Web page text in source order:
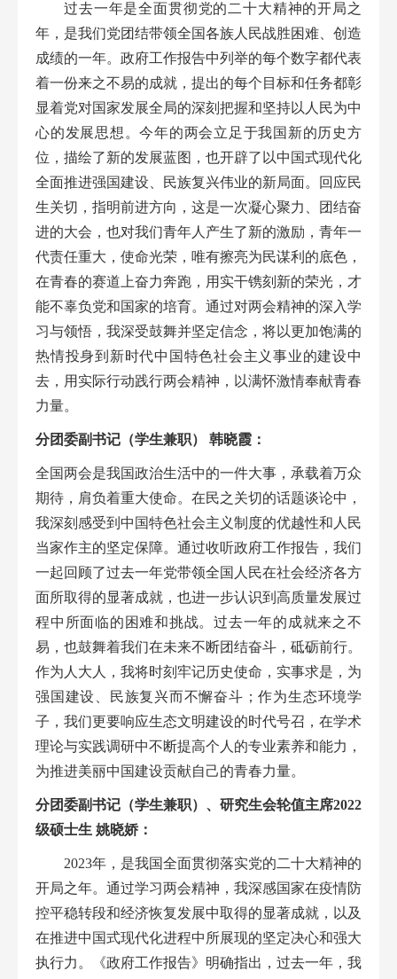
过去一年是全面贯彻党的二十大精神的开局之
年，是我们党团结带领全国各族人民战胜困难、创造
成绩的一年。政府工作报告中列举的每个数字都代表
着一份来之不易的成就，提出的每个目标和任务都彰
显着党对国家发展全局的深刻把握和坚持以人民为中
心的发展思想。今年的两会立足于我国新的历史方
位，描绘了新的发展蓝图，也开辟了以中国式现代化
全面推进强国建设、民族复兴伟业的新局面。回应民
生关切，指明前进方向，这是一次凝心聚力、团结奋
进的大会，也对我们青年人产生了新的激励，青年一
代责任重大，使命光荣，唯有擦亮为民谋利的底色，
在青春的赛道上奋力奔跑，用实干镌刻新的荣光，才
能不辜负党和国家的培育。通过对两会精神的深入学
习与领悟，我深受鼓舞并坚定信念，将以更加饱满的
热情投身到新时代中国特色社会主义事业的建设中
去，用实际行动践行两会精神，以满怀激情奉献青春
力量。
分团委副书记（学生兼职） 韩晓霞 ：
全国两会是我国政治生活中的一件大事，承载着万众
期待，肩负着重大使命。 在民之关切的话题谈论中，
我深刻感受到中国特色社会主义制度的优越性和人民
当家作主的坚定保障。 通过收听政府工作报告，我们
一起回顾了过去一年党带领全国人民在社会经济各方
面所取得的显著成就，也进一步认识到高质量发展过
程中所面临的困难和挑战。过去一年的成就来之不
易， 也鼓舞着我们在未来不断团结奋斗， 砥砺前行。
作为人大人， 我将时刻牢记历史使命，实事求是 ， 为
强国建设、民族复兴而不懈奋斗 ； 作为生态环境学
子，我们更要响应生态文明建设的时代号召， 在学术
理论与实践调研中不断提高个人的专业素养和能力，
为推进美丽中国建设贡献自己的青春力量。
分团委副书记（学生兼职）、研究生会轮值主席2022
级硕士生 姚晓娇：
2023年，是我国全面贯彻落实党的二十大精神的
开局之年。通过学习两会精神，我深感国家在疫情防
控平稳转段和经济恢复发展中取得的显著成就，以及
在推进中国式现代化进程中所展现的坚定决心和强大
执行力。《政府工作报告》明确指出，过去一年，我